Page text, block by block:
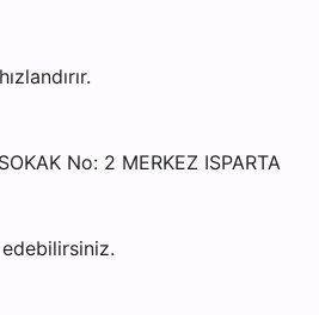
No: 2 MERKEZ ISPARTA